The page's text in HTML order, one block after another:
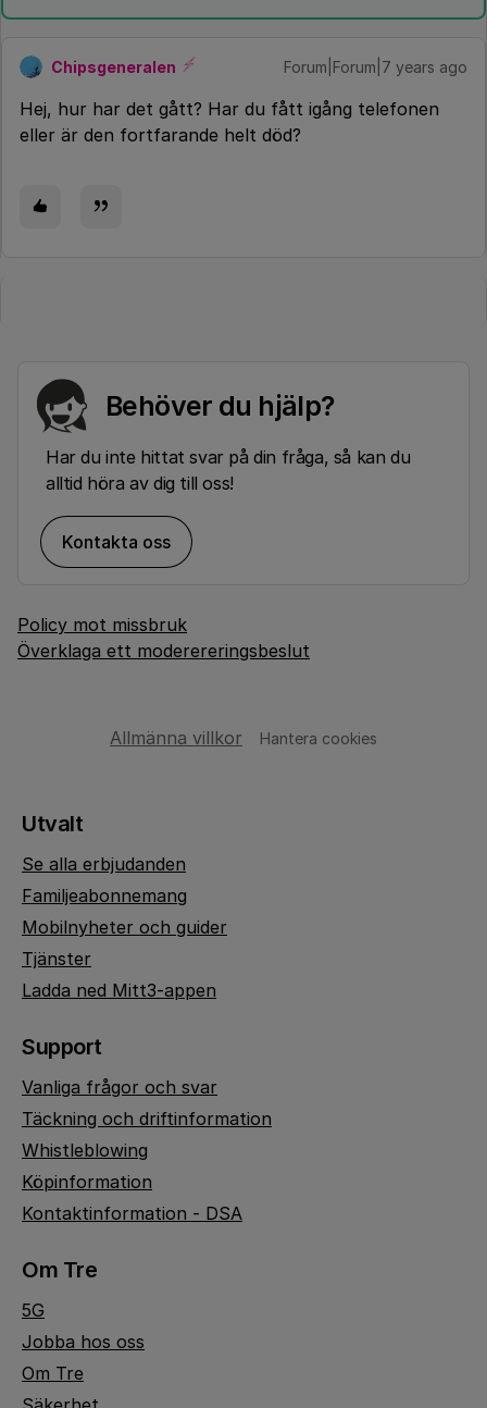
Chipsgeneralen Forum|Forum|7 years ago
Hej, hur har det gått? Har du fått igång telefonen
eller är den fortfarande helt död?
Behöver du hjälp?
Har du inte hittat svar på din fråga, så kan du
alltid höra av dig till oss!
Kontakta oss
Policy mot missbruk
Överklaga ett moderereringsbeslut
Allmänna villkor Hantera cookies
Utvalt
Se alla erbjudanden
Familjeabonnemang
Mobilnyheter och guider
Tjänster
Ladda ned Mitt3-appen
Support
Vanliga frågor och svar
Täckning och driftinformation
Whistleblowing
Köpinformation
Kontaktinformation - DSA
Om Tre
5G
Jobba hos oss
Om Tre